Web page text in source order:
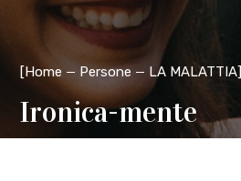
[Home Persone LA MALATTIA]
Ironica-mente